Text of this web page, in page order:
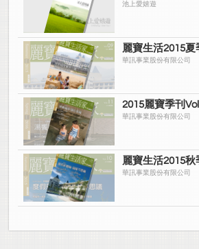
池上愛嬉遊
麗寶生活2015夏
華訊事業股份有限公司
2015麗寶季刊
華訊事業股份有限公司
麗寶生活2015秋
華訊事業股份有限公司